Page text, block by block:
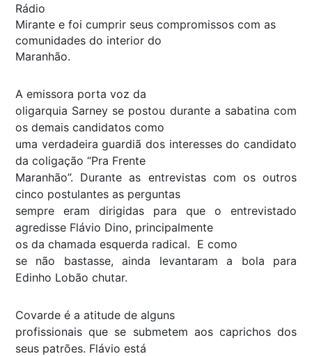
Rádio
Mirante e foi cumprir seus compromissos com as
comunidades do interior do
Maranhão.
A emissora porta voz da
oligarquia Sarney se postou durante a sabatina com
os demais candidatos como
uma verdadeira guardiã dos interesses do candidato
da coligação “Pra Frente
Maranhão”. Durante as entrevistas com os outros
cinco postulantes as perguntas
sempre eram dirigidas para que o entrevistado
agredisse Flávio Dino, principalmente
os da chamada esquerda radical. E como
se não bastasse, ainda levantaram a bola para
Edinho Lobão chutar.
Covarde é a atitude de alguns
profissionais que se submetem aos caprichos dos
seus patrões. Flávio está